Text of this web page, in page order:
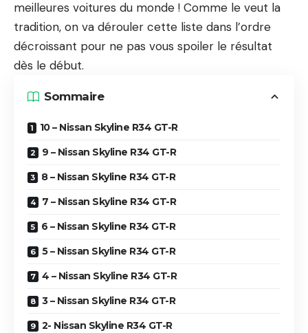
meilleures voitures du monde ! Comme le veut la
tradition, on va dérouler cette liste dans l’ordre
décroissant pour ne pas vous spoiler le résultat
dès le début.
Sommaire
10 – Nissan Skyline R34 GT-R
9 – Nissan Skyline R34 GT-R
8 – Nissan Skyline R34 GT-R
7 – Nissan Skyline R34 GT-R
6 – Nissan Skyline R34 GT-R
5 – Nissan Skyline R34 GT-R
4 – Nissan Skyline R34 GT-R
3 – Nissan Skyline R34 GT-R
2- Nissan Skyline R34 GT-R